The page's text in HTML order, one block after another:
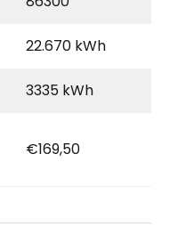
22.670 kWh
3335 kWh
€169,50